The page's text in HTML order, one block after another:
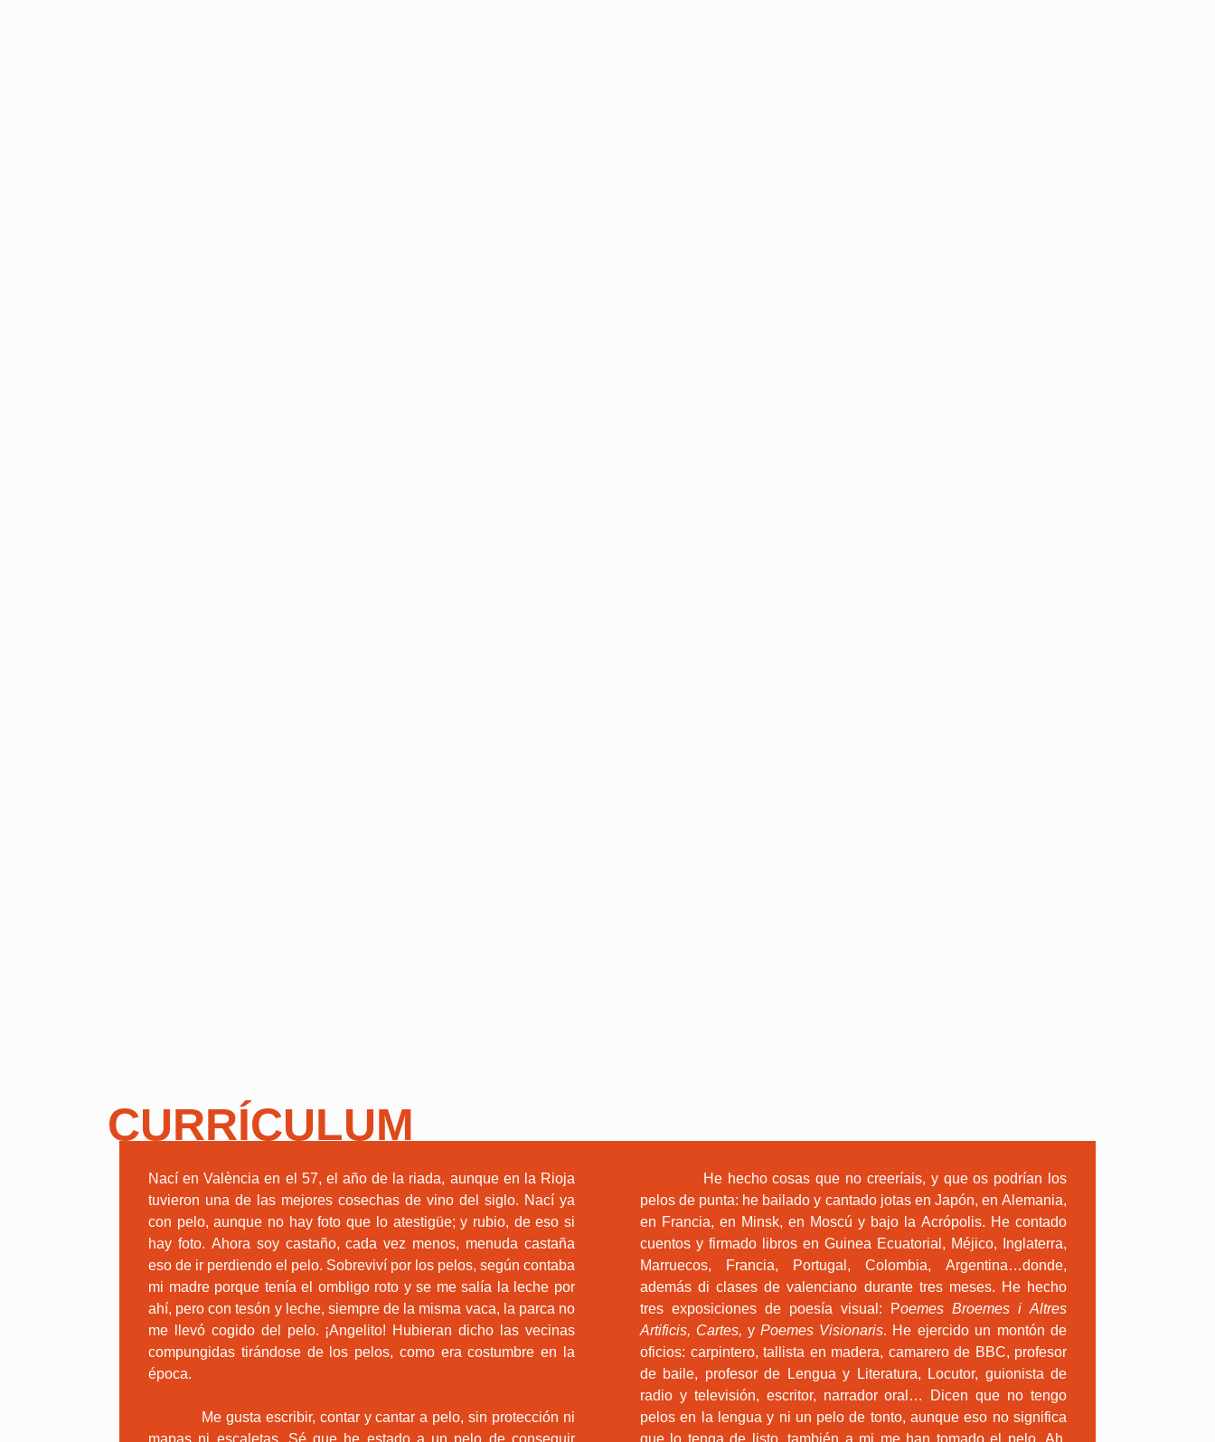
CURRÍCULUM
Nací en València en el 57, el año de la riada, aunque en la Rioja
tuvieron una de las mejores cosechas de vino del siglo. Nací ya
con pelo, aunque no hay foto que lo atestigüe; y rubio, de eso si
hay foto. Ahora soy castaño, cada vez menos, menuda castaña
eso de ir perdiendo el pelo. Sobreviví por los pelos, según contaba
mi madre porque tenía el ombligo roto y se me salía la leche por
ahí, pero con tesón y leche, siempre de la misma vaca, la parca no
me llevó cogido del pelo. ¡Angelito! Hubieran dicho las vecinas
compungidas tirándose de los pelos, como era costumbre en la
época.
Me gusta escribir, contar y cantar a pelo, sin protección ni
mapas ni escaletas. Sé que he estado a un pelo de conseguir
He hecho cosas que no creeríais, y que os podrían los
pelos de punta: he bailado y cantado jotas en Japón, en Alemania,
en Francia, en Minsk, en Moscú y bajo la Acrópolis. He contado
cuentos y firmado libros en Guinea Ecuatorial, Méjico, Inglaterra,
Marruecos, Francia, Portugal, Colombia, Argentina…donde,
además di clases de valenciano durante tres meses. He hecho
tres exposiciones de poesía visual: Poemes Broemes i Altres
Artificis, Cartes, y Poemes Visionaris. He ejercido un montón de
oficios: carpintero, tallista en madera, camarero de BBC, profesor
de baile, profesor de Lengua y Literatura, Locutor, guionista de
radio y televisión, escritor, narrador oral… Dicen que no tengo
pelos en la lengua y ni un pelo de tonto, aunque eso no significa
que lo tenga de listo, también a mi me han tomado el pelo. Ah,